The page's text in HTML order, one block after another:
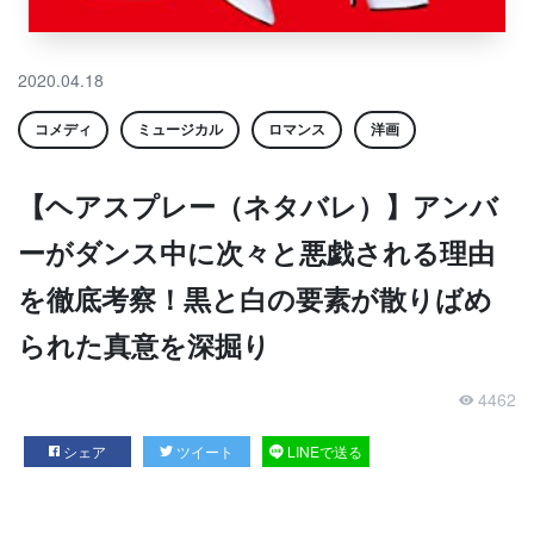
2020.04.18
コメディ ミュージカル ロマンス 洋画
【ヘアスプレー（ネタバレ）】アンバ
ーがダンス中に次々と悪戯される理由
を徹底考察！黒と白の要素が散りばめ
られた真意を深掘り
4462
シェア ツイート LINEで送る